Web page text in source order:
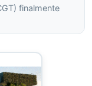
finalmente